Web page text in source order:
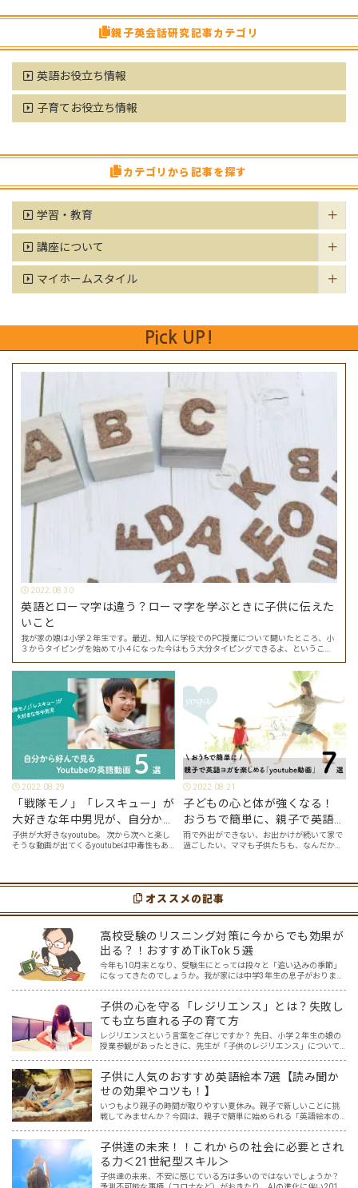
親子英会話研究記事カテゴリ
英語お役立ち情報
子育てお役立ち情報
カテゴリから記事を探す
学習・教育
講座について
マイホームスタイル
Pick UP!
2022.08.30
英語とローマ字は違う？ローマ字を学ぶときに子供に伝えた
いこと
我が家の娘は小学２年生です。最近、知人に学校でのPC授業について聞いたところ、小
３からタイピングを始めて小４になった今はもう大分タイピングできるよ、ということ
で…
2022.08.29
「戦隊モノ」「レスキュー」が
大好きな年中男児が、自分から
好んで見るyoutube英語動画５
選
子供が大好きなyoutube。 次から次へと楽し
そうな動画が出てくるyoutubeは中毒性もあ
youtubeやゲーム、アプリだ…
2022.08.21
子どもの心と体が強くなる！
おうちで簡単に、親子で英語ヨ
ガを楽しめる「youtube動画」
７選
雨で外出ができない、お出かけが続いて家で
過ごしたい、ママも子供たちも、なんだか疲
スメの「youtube動画」を紹介します…
オススメの記事
高校受験のリスニング対策に今からでも効果が
出る？！おすすめTikTok５選
今年も10月末となり、受験生にとっては段々と「追い込みの季節」
になってきたのでしょうか。我が家には中学3年生の息子がおりま
子供の心を守る「レジリエンス」とは？失敗し
ても立ち直れる子の育て方
レジリエンスという言葉をご存じですか？ 先日、小学２年生の娘の
授業参観があったときに、先生が「子供のレジリエンス」について
子供に人気のおすすめ英語絵本7選【読み聞か
せの効果やコツも！】
いつもより親子の時間が取りやすい夏休み。親子で新しいことに挑
戦してみませんか？今回は、親子で簡単に始められる「英語絵本の
子供達の未来！！これからの社会に必要とされ
る力＜21世紀型スキル＞
子供達の未来、不安に感じている方は多いのではないでしょうか？